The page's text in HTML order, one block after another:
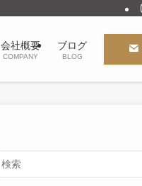
会社概要
COMPANY
ブログ
BLOG